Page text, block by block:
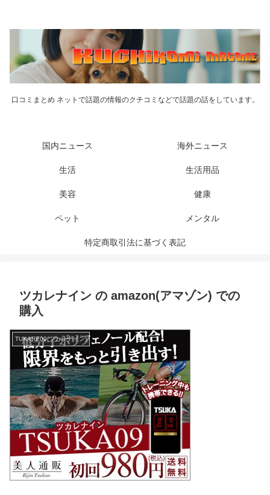
口コミまとめ ネットで話題の情報のクチコミなどで話題の話をしています。
国内ニュース 海外ニュース
生活 生活用品
美容 健康
ペット メンタル
特定商取引法に基づく表記
ツカレナイン の amazon(アマゾン) での
購入
TUKARE09(ツカレナイン)